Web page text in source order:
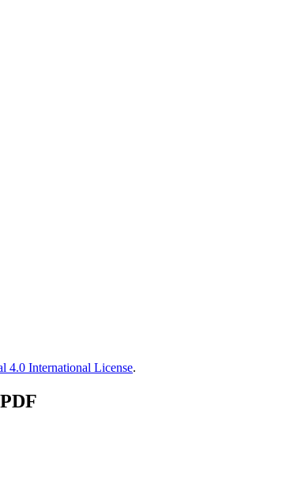
4.0 International License.